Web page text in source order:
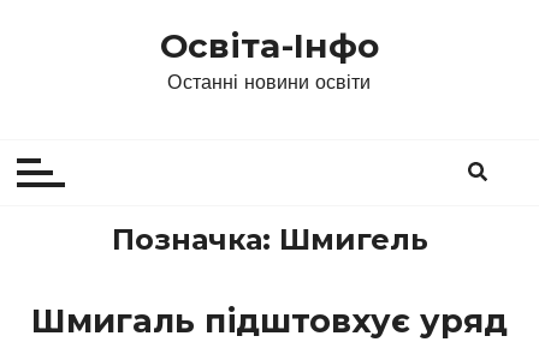
Освіта-Інфо
Останні новини освіти
Позначка: Шмигель
Шмигаль підштовхує уряд